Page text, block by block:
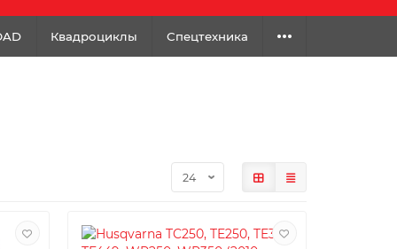
Квадроциклы Спецтехника